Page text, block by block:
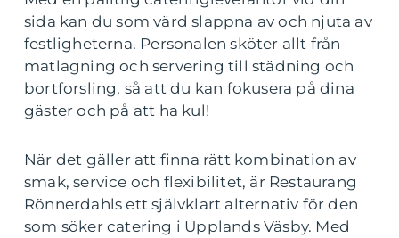
sida kan du som värd slappna av och njuta av
festligheterna. Personalen sköter allt från
matlagning och servering till städning och
bortforsling, så att du kan fokusera på dina
gäster och på att ha kul!
När det gäller att finna rätt kombination av
smak, service och flexibilitet, är Restaurang
Rönnerdahls ett självklart alternativ för den
som söker catering i Upplands Väsby. Med